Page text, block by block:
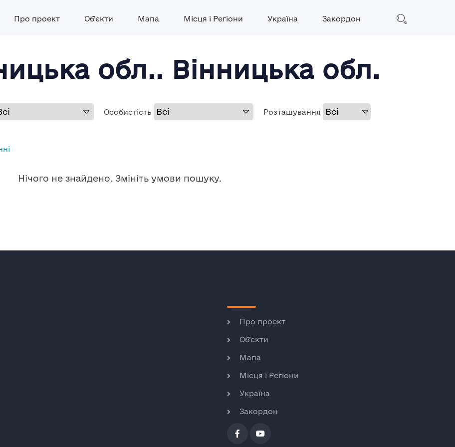
Про проект Об’єкти Мапа Місця і Регіони Україна Закордон
обл.. Вінницька обл.
Особистість
Розташування
Нічого не знайдено. Змініть умови пошуку.
Про проект
Об’єкти
Мапа
Місця і Регіони
Україна
Закордон